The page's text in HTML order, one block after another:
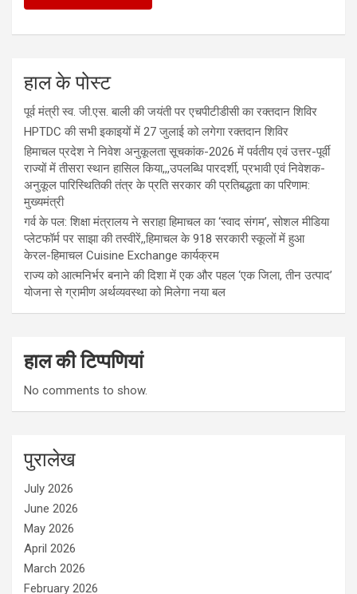
हाल के पोस्ट
पूर्व मंत्री स्व. जी.एस. बाली की जयंती पर एचपीटीडीसी का रक्तदान शिविर
HPTDC की सभी इकाइयों में 27 जुलाई को लगेगा रक्तदान शिविर
हिमाचल प्रदेश ने निवेश अनुकूलता सूचकांक-2026 में पर्वतीय एवं उत्तर-पूर्वी
राज्यों में तीसरा स्थान हासिल किया,,,उपलब्धि पारदर्शी, प्रभावी एवं निवेशक-
अनुकूल पारिस्थितिकी तंत्र के प्रति सरकार की प्रतिबद्धता का परिणाम:
मुख्यमंत्री
गर्व के पल: शिक्षा मंत्रालय ने सराहा हिमाचल का ‘स्वाद संगम’, सोशल मीडिया
प्लेटफॉर्म पर साझा की तस्वीरें,,हिमाचल के 918 सरकारी स्कूलों में हुआ
केरल-हिमाचल Cuisine Exchange कार्यक्रम
राज्य को आत्मनिर्भर बनाने की दिशा में एक और पहल ‘एक जिला, तीन उत्पाद’
योजना से ग्रामीण अर्थव्यवस्था को मिलेगा नया बल
हाल की टिप्पणियां
No comments to show.
पुरालेख
July 2026
June 2026
May 2026
April 2026
March 2026
February 2026